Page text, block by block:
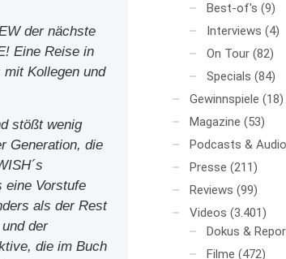
der nächste
Eine Reise in
Kollegen und
stößt wenig
Generation, die
eine Vorstufe
als der Rest
der
die im Buch
Best-of's (9)
Interviews (4)
On Tour (82)
Specials (84)
Gewinnspiele (18)
Magazine (53)
Podcasts & Audio
Presse (211)
Reviews (99)
Videos (3.401)
Dokus &
Filme (472)